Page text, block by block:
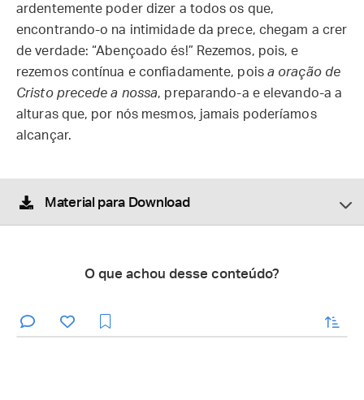
ardentemente poder dizer a todos os que,
encontrando-o na intimidade da prece, chegam a crer
de verdade: “Abençoado és!” Rezemos, pois, e
rezemos contínua e confiadamente, pois a oração de
Cristo precede a nossa, preparando-a e elevando-a a
alturas que, por nós mesmos, jamais poderíamos
alcançar.
Material para Download
O que achou desse conteúdo?
enviar